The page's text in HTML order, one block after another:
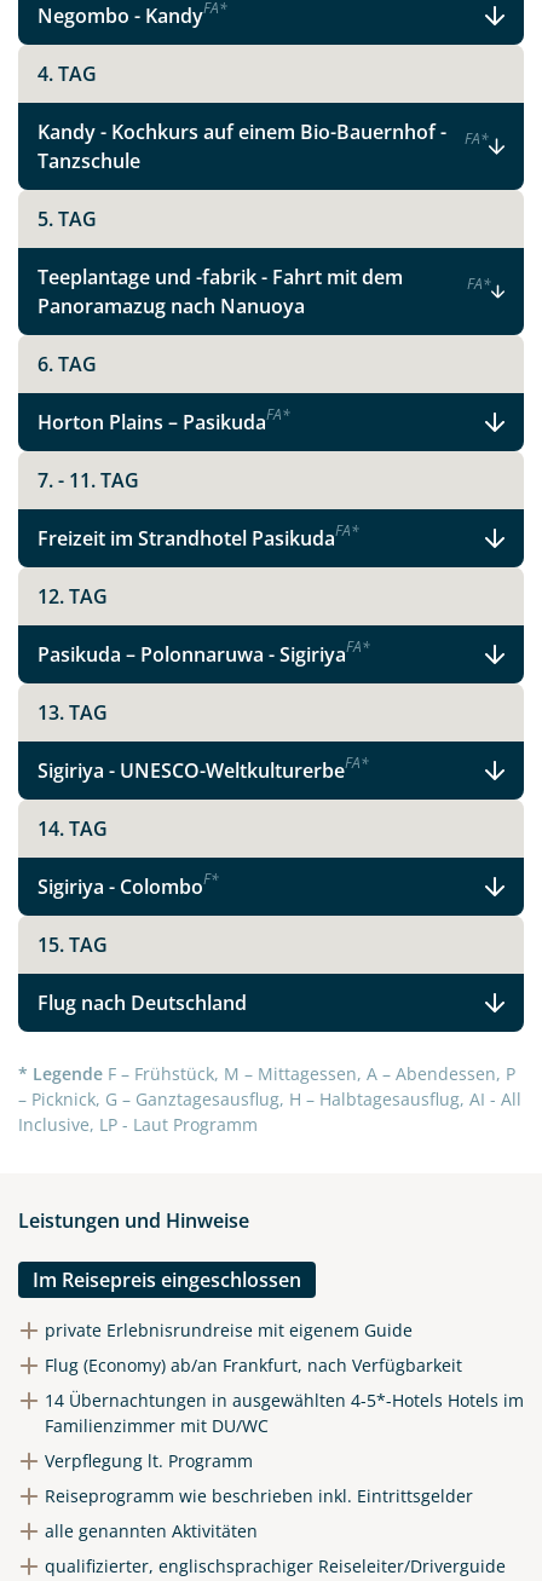
Teile diese Reise
Facebook
Instagram
X
WhatsApp
Telegram
per E-Mail senden
Link kopieren
Negombo - KandyFA*
4. TAG
Kandy - Kochkurs auf einem Bio-Bauernhof -
Tanzschule
FA*
5. TAG
Teeplantage und -fabrik - Fahrt mit dem
Panoramazug nach Nanuoya
FA*
6. TAG
Horton Plains – PasikudaFA*
7. - 11. TAG
Freizeit im Strandhotel PasikudaFA*
12. TAG
Pasikuda – Polonnaruwa - SigiriyaFA*
13. TAG
Sigiriya - UNESCO-WeltkulturerbeFA*
14. TAG
Sigiriya - ColomboF*
15. TAG
Flug nach Deutschland
* Legende F – Frühstück, M – Mittagessen, A – Abendessen, P
– Picknick, G – Ganztagesausflug, H – Halbtagesausflug, AI - All
Inclusive, LP - Laut Programm
Leistungen und Hinweise
Im Reisepreis eingeschlossen
private Erlebnisrundreise mit eigenem Guide
Flug (Economy) ab/an Frankfurt, nach Verfügbarkeit
14 Übernachtungen in ausgewählten 4-5*-Hotels Hotels im
Familienzimmer mit DU/WC
Verpflegung lt. Programm
Reiseprogramm wie beschrieben inkl. Eintrittsgelder
alle genannten Aktivitäten
qualifizierter, englischsprachiger Reiseleiter/Driverguide